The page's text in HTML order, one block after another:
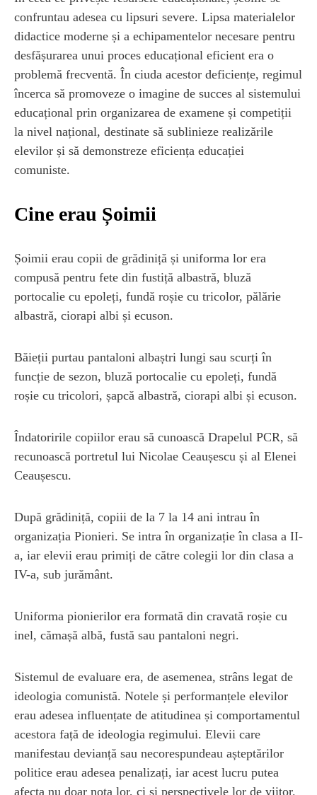
confruntau adesea cu lipsuri severe. Lipsa materialelor
didactice moderne și a echipamentelor necesare pentru
desfășurarea unui proces educațional eficient era o
problemă frecventă. În ciuda acestor deficiențe, regimul
încerca să promoveze o imagine de succes al sistemului
educațional prin organizarea de examene și competiții
la nivel național, destinate să sublinieze realizările
elevilor și să demonstreze eficiența educației
comuniste.
Cine erau Șoimii
Șoimii erau copii de grădiniță și uniforma lor era
compusă pentru fete din fustiță albastră, bluză
portocalie cu epoleți, fundă roșie cu tricolor, pălărie
albastră, ciorapi albi și ecuson.
Băieții purtau pantaloni albaștri lungi sau scurți în
funcție de sezon, bluză portocalie cu epoleți, fundă
roșie cu tricolori, șapcă albastră, ciorapi albi și ecuson.
Îndatoririle copiilor erau să cunoască Drapelul PCR, să
recunoască portretul lui Nicolae Ceaușescu și al Elenei
Ceaușescu.
După grădiniță, copiii de la 7 la 14 ani intrau în
organizația Pionieri. Se intra în organizație în clasa a II-
a, iar elevii erau primiți de către colegii lor din clasa a
IV-a, sub jurământ.
Uniforma pionierilor era formată din cravată roșie cu
inel, cămașă albă, fustă sau pantaloni negri.
Sistemul de evaluare era, de asemenea, strâns legat de
ideologia comunistă. Notele și performanțele elevilor
erau adesea influențate de atitudinea și comportamentul
acestora față de ideologia regimului. Elevii care
manifestau devianță sau necorespundeau așteptărilor
politice erau adesea penalizați, iar acest lucru putea
afecta nu doar nota lor, ci și perspectivele lor de viitor.